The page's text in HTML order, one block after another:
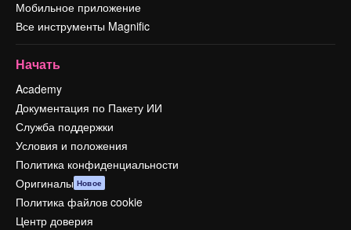
Мобильное приложение
Все инструменты Magnific
Начать
Academy
Документация по Пакету ИИ
Служба поддержки
Условия и положения
Политика конфиденциальности
Оригиналы Новое
Политика файлов cookie
Центр доверия